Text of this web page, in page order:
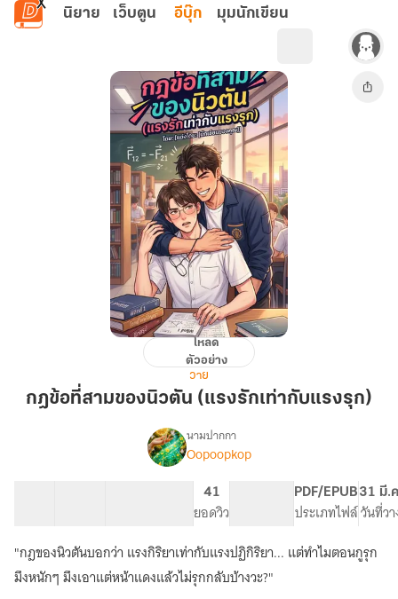
ข้ามไปยังเนื้อหาหลัก
นิยาย เว็บตูน อีบุ๊ก มุมนักเขียน
ที่
แรง
รุก)
โหลด
ตัวอย่าง
วาย
กฎข้อที่สามของนิวตัน (แรงรักเท่ากับแรงรุก)
เรื่อง
ข้อ
ที่
สาม
ของ
นิ
วตัน
นามปากกา
Oopoopkop
41
ยอดวิว
PDF/EPUB
ประเภทไฟล์
31 มี.
วันที่ว
"กฎของนิวตันบอกว่า แรงกิริยาเท่ากับแรงปฏิกิริยา... แต่ทำไมตอนกูรุก
มึงหนักๆ มึงเอาแต่หน้าแดงแล้วไม่รุกกลับบ้างวะ?"